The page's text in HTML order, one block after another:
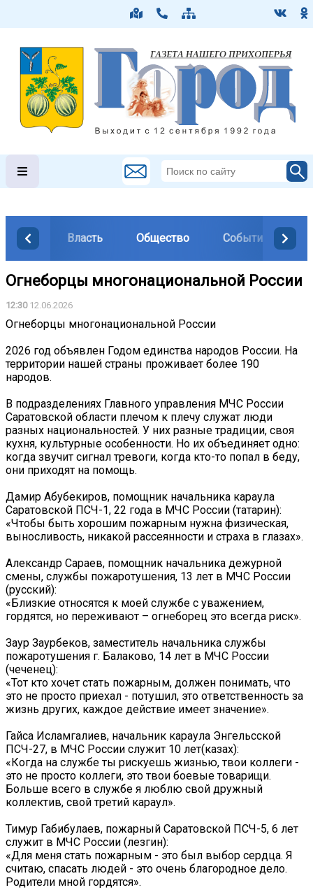
Власть Общество События
Огнеборцы многонациональной России
12:3012.06.2026
Огнеборцы многонациональной России
2026 год объявлен Годом единства народов России. На
территории нашей страны проживает более 190
народов.
В подразделениях Главного управления МЧС России
Саратовской области плечом к плечу служат люди
разных национальностей. У них разные традиции, своя
кухня, культурные особенности. Но их объединяет одно:
когда звучит сигнал тревоги, когда кто-то попал в беду,
они приходят на помощь.
Дамир Абубекиров, помощник начальника караула
Саратовской ПСЧ-1, 22 года в МЧС России (татарин):
«Чтобы быть хорошим пожарным нужна физическая,
выносливость, никакой рассеянности и страха в глазах».
Александр Сараев, помощник начальника дежурной
смены, службы пожаротушения, 13 лет в МЧС России
(русский):
«Близкие относятся к моей службе с уважением,
гордятся, но переживают – огнеборец это всегда риск».
Заур Заурбеков, заместитель начальника службы
пожаротушения г. Балаково, 14 лет в МЧС России
(чеченец):
«Тот кто хочет стать пожарным, должен понимать, что
это не просто приехал - потушил, это ответственность за
жизнь других, каждое действие имеет значение».
Гайса Исламгалиев, начальник караула Энгельсской
ПСЧ-27, в МЧС России служит 10 лет(казах):
«Когда на службе ты рискуешь жизнью, твои коллеги -
это не просто коллеги, это твои боевые товарищи.
Больше всего в службе я люблю свой дружный
коллектив, свой третий караул».
Тимур Габибулаев, пожарный Саратовской ПСЧ-5, 6 лет
служит в МЧС России (лезгин):
«Для меня стать пожарным - это был выбор сердца. Я
считаю, спасать людей - это очень благородное дело.
Родители мной гордятся».